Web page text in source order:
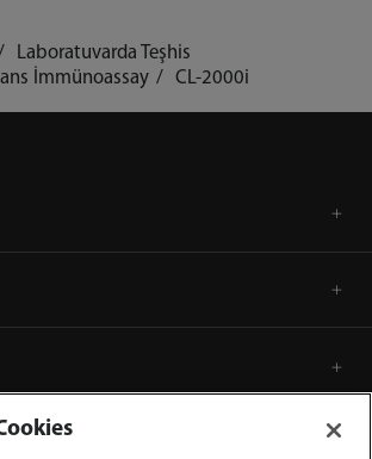
Laboratuvarda Teşhis
İmmünoassay
CL-2000i